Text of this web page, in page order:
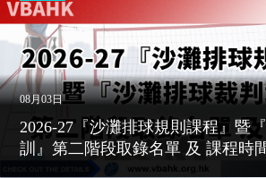
08月03日
2026-27『沙灘排球規則課程』暨
訓』第二階段取錄名單 及 課程時